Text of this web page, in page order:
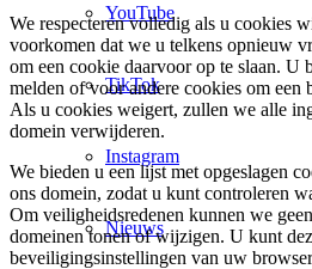
YouTube
TikTok
Instagram
Nieuws
We respecteren volledig als u cookies
voorkomen dat we u telkens opnieuw
om een cookie daarvoor op te slaan. U
melden of voor andere cookies om een
Als u cookies weigert, zullen we alle
domein verwijderen.
We bieden u een lijst met opgeslagen
ons domein, zodat u kunt controleren
Om veiligheidsredenen kunnen we
domeinen tonen of wijzigen. U kunt
beveiligingsinstellingen van uw